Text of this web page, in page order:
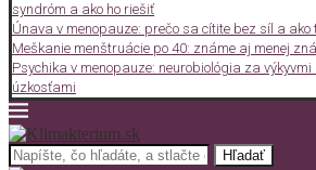
syndróm a ako ho riešiť
Únava v menopauze: prečo sa cítite bez síl a ako
Meškanie menštruácie po 40: známe aj menej
Psychika v menopauze: neurobiológia za
úzkosťami
Hľadať